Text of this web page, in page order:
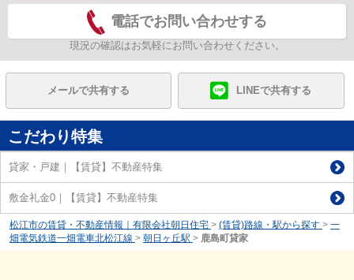
電話でお問い合わせする
現況の確認はお気軽にお問い合わせください。
メールで共有する LINEで共有する
こだわり特集
貸家・戸建｜【賃貸】不動産特集
敷金礼金0｜【賃貸】不動産特集
松江市の賃貸・不動産情報｜有限会社朝日住宅 > (賃貸)路線・駅から探す > 一
畑電気鉄道一畑電車北松江線 > 朝日ヶ丘駅 > 鹿島町貸家